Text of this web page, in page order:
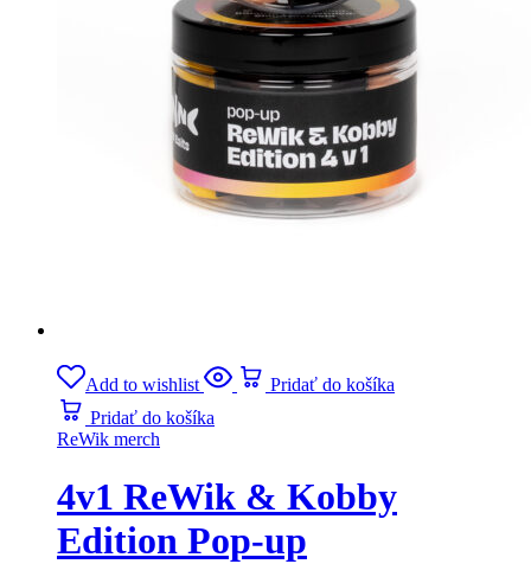
Add to wishlist
Pridať do košíka
Pridať do košíka
ReWik merch
4v1 ReWik & Kobby
Edition Pop-up